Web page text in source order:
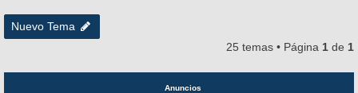
Nuevo Tema
25 temas • Página 1 de 1
Anuncios